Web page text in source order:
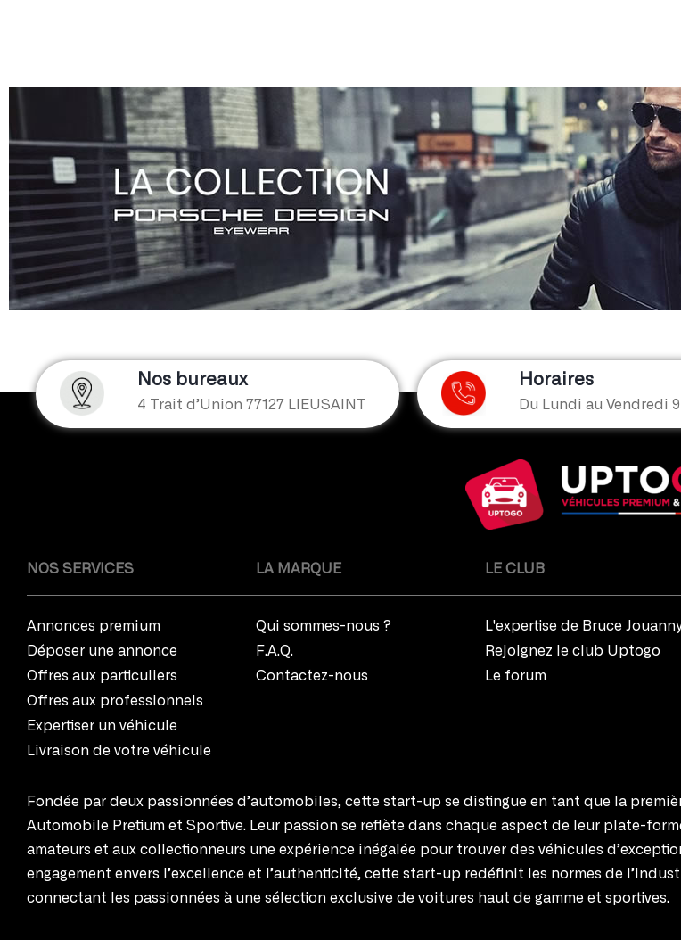
Nos bureaux
4 Trait d’Union 77127 LIEUSAINT
Horaires
Du Lundi au Vendredi
NOS SERVICES
Annonces premium
Déposer une annonce
Offres aux particuliers
Offres aux professionnels
Expertiser un véhicule
Livraison de votre véhicule
LA MARQUE
Qui sommes-nous ?
F.A.Q.
Contactez-nous
LE CLUB
L'expertise de Bruce Jouanny
Rejoignez le club Uptogo
Le forum
Fondée par deux passionnées d’automobiles, cette start-up se distingue en tant que la
Automobile Pretium et Sportive. Leur passion se reflète dans chaque aspect de leur plate-
amateurs et aux collectionneurs une expérience inégalée pour trouver des véhicules
engagement envers l’excellence et l’authenticité, cette start-up redéfinit les normes de
connectant les passionnées à une sélection exclusive de voitures haut de gamme et sportives.